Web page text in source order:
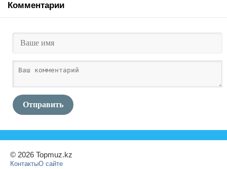
Комментарии
Отправить
© 2026 Topmuz.kz
КонтактыО сайте